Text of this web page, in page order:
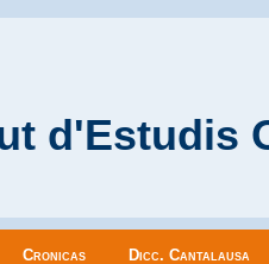
d'Estudis
Cronicas Dicc. Cantalausa